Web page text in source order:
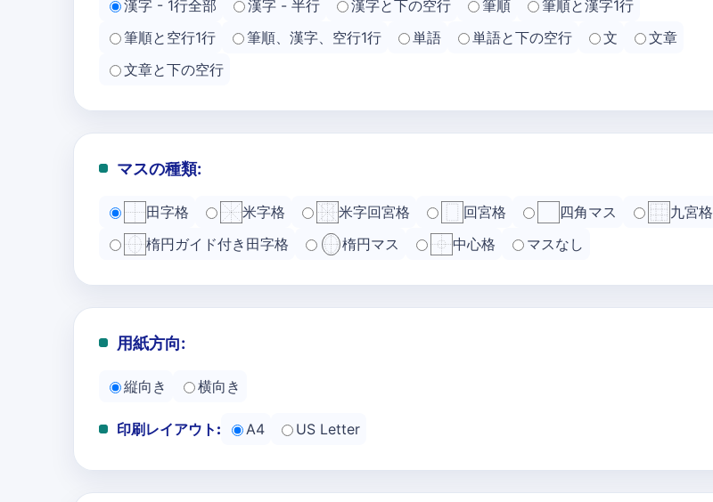
漢字 - 1行全部 漢字 - 半行 漢字と下の空行 筆順
筆順と漢字1行
筆順と空行1行
筆順、漢字、空行1行 単語 単語と下の空行 文
文章
文章と下の空行
マスの種類:
田字格 米字格 米字回宮格 回宮格 四角マス
九宮格
楕円ガイド付き田字格
楕円マス 中心格 マスなし
用紙方向:
縦向き 横向き
印刷レイアウト: A4 US Letter